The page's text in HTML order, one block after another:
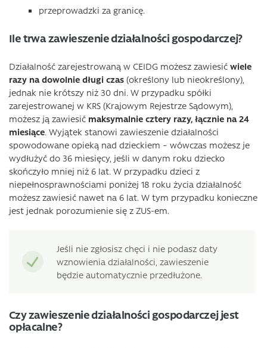
przeprowadzki za granicę.
Ile trwa zawieszenie działalności gospodarczej?
Działalność zarejestrowaną w CEIDG możesz zawiesić wiele
razy na dowolnie długi czas (określony lub nieokreślony),
jednak nie krótszy niż 30 dni. W przypadku spółki
zarejestrowanej w KRS (Krajowym Rejestrze Sądowym),
możesz ją zawiesić maksymalnie cztery razy, łącznie na 24
miesiące. Wyjątek stanowi zawieszenie działalności
spowodowane opieką nad dzieckiem – wówczas możesz je
wydłużyć do 36 miesięcy, jeśli w danym roku dziecko
skończyło mniej niż 6 lat. W przypadku dzieci z
niepełnosprawnościami poniżej 18 roku życia działalność
możesz zawiesić nawet na 6 lat. W tym przypadku konieczne
jest jednak porozumienie się z ZUS-em.
Jeśli nie zgłosisz chęci i nie podasz daty
wznowienia działalności, zawieszenie
będzie automatycznie przedłużone.
Czy zawieszenie działalności gospodarczej jest
opłacalne?